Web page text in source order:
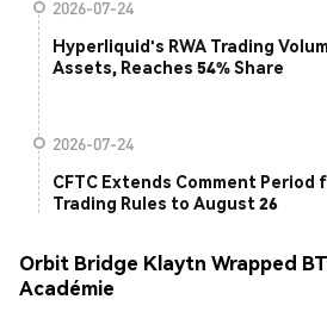
2026-07-24
Hyperliquid's RWA Trading
Assets, Reaches 54% Share
2026-07-24
CFTC Extends Comment Period
Trading Rules to August 26
Orbit Bridge Klaytn Wrapped
Académie